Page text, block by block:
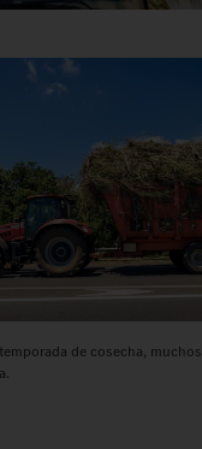
de cosecha, muchos